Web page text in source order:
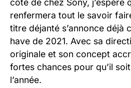
côté de chez Sony, j’espère
renfermera tout le savoir
titre déjanté s’annonce déjà
have de 2021. Avec sa
originale et son concept
fortes chances pour qu’il soit
l’année.